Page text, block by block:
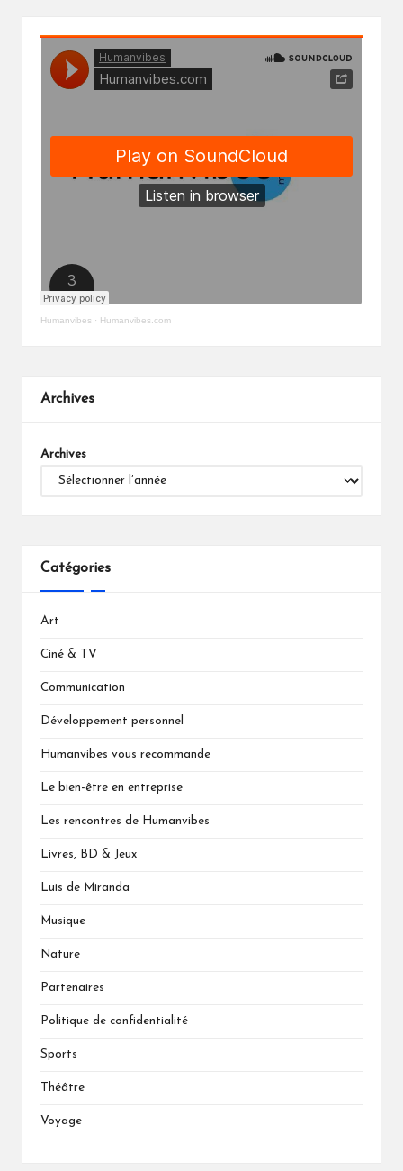
Humanvibes · Humanvibes.com
Archives
Archives
Catégories
Art
Ciné & TV
Communication
Développement personnel
Humanvibes vous recommande
Le bien-être en entreprise
Les rencontres de Humanvibes
Livres, BD & Jeux
Luis de Miranda
Musique
Nature
Partenaires
Politique de confidentialité
Sports
Théâtre
Voyage